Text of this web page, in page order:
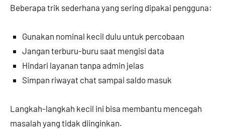
Beberapa trik sederhana yang sering dipakai pengguna:
Gunakan nominal kecil dulu untuk percobaan
Jangan terburu-buru saat mengisi data
Hindari layanan tanpa admin jelas
Simpan riwayat chat sampai saldo masuk
Langkah-langkah kecil ini bisa membantu mencegah
masalah yang tidak diinginkan.